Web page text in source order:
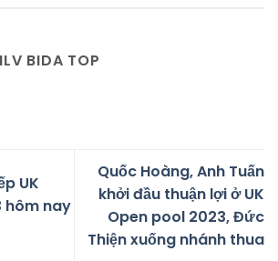
BIDA TOP
UK
hôm nay
Quốc Hoàng, Anh Tuấn
khởi đầu thuận lợi ở UK
Open pool 2023, Đức
Thiện xuống nhánh thua